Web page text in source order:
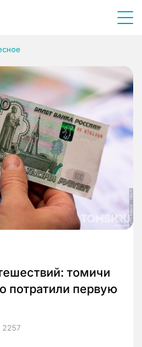
томичи
потратили первую
2257